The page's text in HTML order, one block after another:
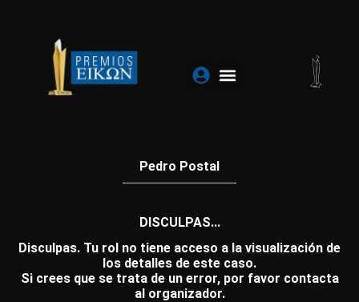
contenido
Pedro Postal
DISCULPAS...
Disculpas. Tu rol no tiene acceso a la visualización de
los detalles de este caso.
Si crees que se trata de un error, por favor contacta
al organizador.